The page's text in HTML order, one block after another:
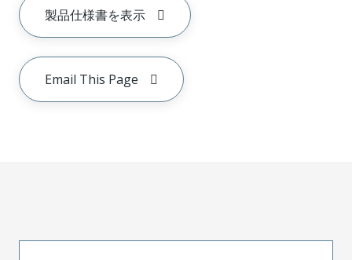
製品仕様書を表示
Email This Page